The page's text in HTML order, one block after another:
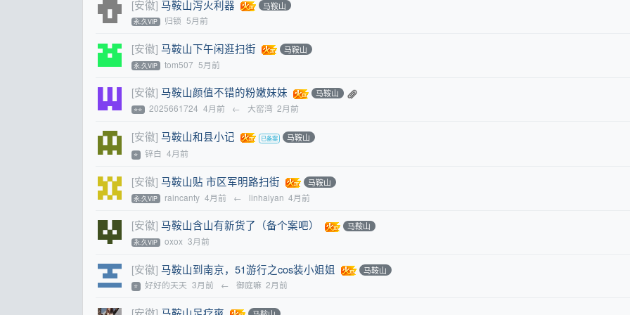
[安徽] 马鞍山泻火利器 马鞍山
永.久VIP 归锁 5月前
[安徽] 马鞍山下午闲逛扫街 马鞍山
永.久VIP tom507 5月前
[安徽] 马鞍山颜值不错的粉嫩妹妹 马鞍山
⭐⭐ 2025661724 4月前 ← 大窑湾 2月前
[安徽] 马鞍山和县小记 马鞍山
⭐ 锌白 4月前
[安徽] 马鞍山贴 市区军明路扫街 马鞍山
永.久VIP raincanty 4月前 ← linhaiyan 4月前
[安徽] 马鞍山含山有新货了（备个案吧） 马鞍山
永.久VIP oxox 3月前
[安徽] 马鞍山到南京，51游行之cos装小姐姐 马鞍山
⭐ 好好的天天 3月前 ← 御庭嘛 2月前